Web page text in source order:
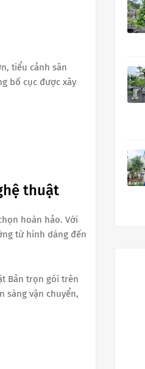
tiểu cảnh sân
bố cục được xây
thuật
hoàn hảo. Với
từ hình dáng đến
Bản trọn gói trên
sàng vận chuyển,